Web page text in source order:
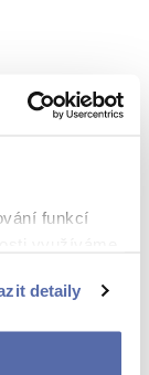
funkcí
inzerci a
nebo které
detaily